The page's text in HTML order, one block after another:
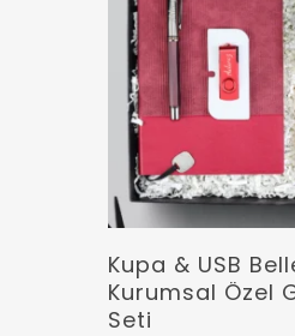
Kupa & USB
Kurumsal Özel
Seti